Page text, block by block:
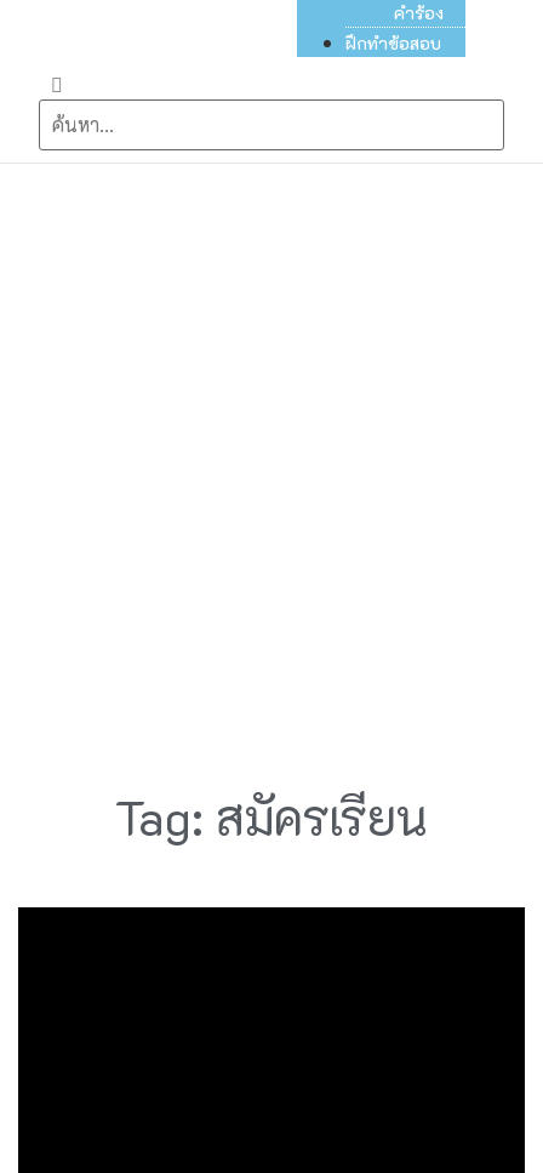
คำร้อง
ฝึกทำข้อสอบ
Tag: สมัครเรียน